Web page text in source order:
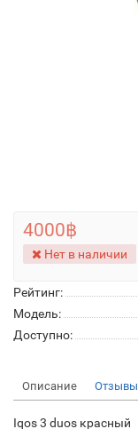
Рейтинг:
Модель:
Доступно:
4000฿
Нет в наличии
Описание Отзывы
Iqos 3 duos красный